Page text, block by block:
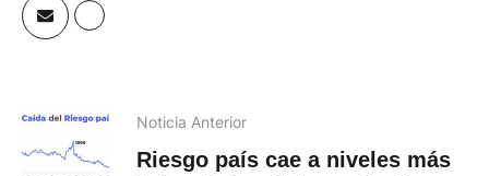
Noticia Anterior
Riesgo país cae a niveles más